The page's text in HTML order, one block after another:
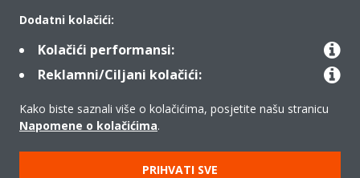
Rješenja
Kontakt
Dodatni kolačići:
Kolačići performansi:
Reklamni/Ciljani kolačići:
Kako biste saznali više o kolačićima, posjetite našu stranicu
Napomene o kolačićima.
PRIHVATI SVE